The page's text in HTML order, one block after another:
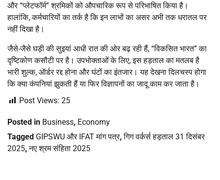
और “प्लेटफॉर्म” श्रमिकों को औपचारिक रूप से परिभाषित किया है।
हालांकि, कर्मचारियों का तर्क है कि इन लाभों का असर अभी तक धरातल पर
नहीं दिखा है।
जैसे-जैसे घड़ी की सुइयां आधी रात की ओर बढ़ रही हैं, “विकसित भारत” का
दृष्टिकोण कसौटी पर है। उपभोक्ताओं के लिए, इस हड़ताल का मतलब है
भारी शुल्क, ऑर्डर रद्द होना और घंटों का इंतजार। यह देखना दिलचस्प होगा
कि क्या कंपनियां झुकती हैं या फिर विज्ञापनों का जादू काम कर जाता है।
Post Views: 25
Posted in Business, Economy
Tagged GIPSWU और IFAT मांग पत्र,गिग वर्कर्स हड़ताल 31 दिसंबर
2025,नए श्रम संहिता 2025